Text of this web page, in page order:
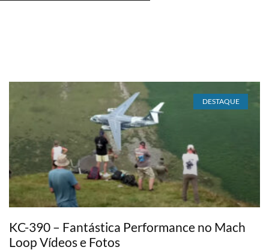
DESTAQUE
KC-390 – Fantástica Performance no Mach
Loop Vídeos e Fotos